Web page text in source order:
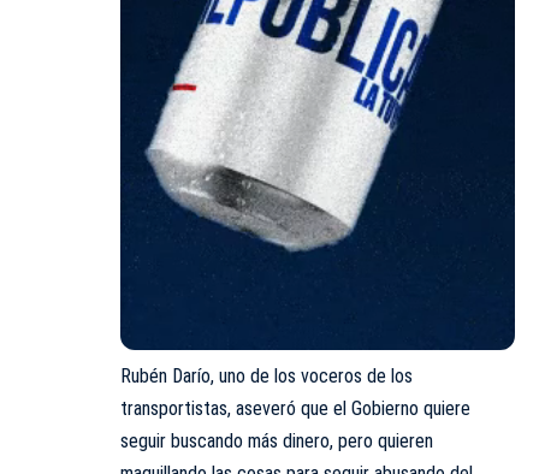
Rubén Darío, uno de los voceros de los
transportistas, aseveró que el Gobierno quiere
seguir buscando más dinero, pero quieren